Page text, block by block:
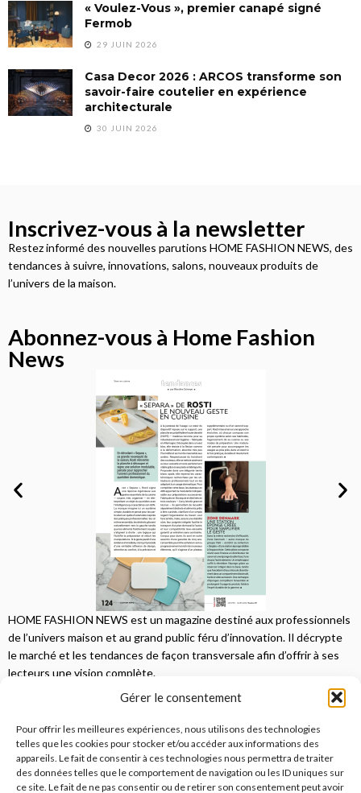
Gérer le consentement
Pour offrir les meilleures expériences, nous utilisons des technologies
telles que les cookies pour stocker et/ou accéder aux informations des
appareils. Le fait de consentir à ces technologies nous permettra de traiter
des données telles que le comportement de navigation ou les ID uniques sur
ce site. Le fait de ne pas consentir ou de retirer son consentement peut avoir
« Voulez-Vous », premier canapé signé
Fermob
29 JUIN 2026
Casa Decor 2026 : ARCOS transforme son
savoir-faire coutelier en expérience
architecturale
30 JUIN 2026
Inscrivez-vous à la newsletter
Restez informé des nouvelles parutions HOME FASHION NEWS, des
tendances à suivre, innovations, salons, nouveaux produits de
l’univers de la maison.
Abonnez-vous à Home Fashion
News
HOME FASHION NEWS est un magazine destiné aux professionnels
de l’univers maison et au grand public féru d’innovation. Il décrypte
le marché et les tendances de façon transversale afin d’offrir à ses
lecteurs une vision complète.